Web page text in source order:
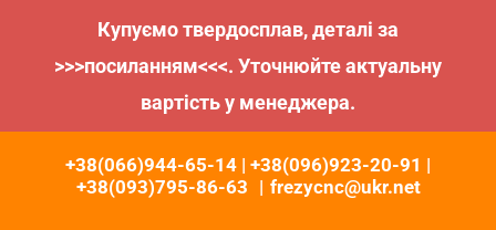
Купуємо твердосплав, деталі за
>>>посиланням<<<. Уточнюйте актуальну
вартість у менеджера.
+38(066)944-65-14 | +38(096)923-20-91 |
+38(093)795-86-63 | frezycnc@ukr.net